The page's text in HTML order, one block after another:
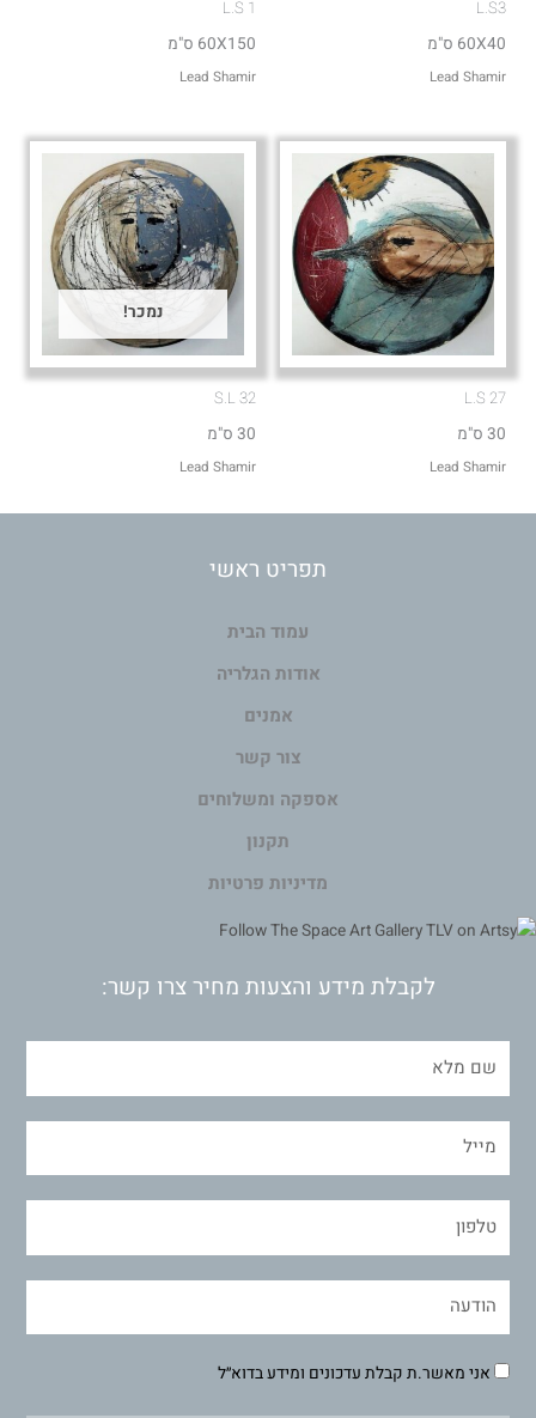
L.S3
60X40 ס"מ
Lead Shamir
L.S 1
60X150 ס"מ
Lead Shamir
L.S 27
30 ס"מ
Lead Shamir
נמכר!
S.L 32
30 ס"מ
Lead Shamir
תפריט ראשי
עמוד הבית
אודות הגלריה
אמנים
צור קשר
אספקה ומשלוחים
תקנון
מדיניות פרטיות
לקבלת מידע והצעות מחיר צרו קשר:
אני מאשר.ת קבלת עדכונים ומידע בדוא״ל